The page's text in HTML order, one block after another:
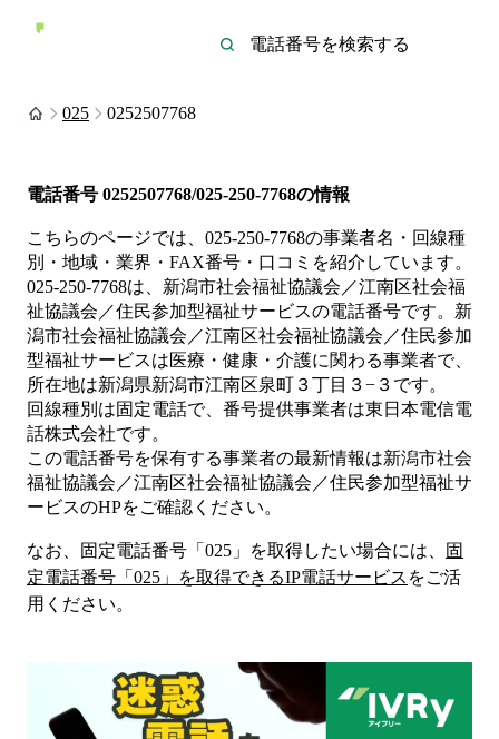
025 0252507768
電話番号 0252507768/025-250-7768の情報
こちらのページでは、 025-250-7768の事業者名・回線種
別・地域・業界・FAX番号・口コミを紹介しています。
025-250-7768は、 新潟市社会福祉協議会／江南区社会福
祉協議会／住民参加型福祉サービスの電話番号です。 新
潟市社会福祉協議会／江南区社会福祉協議会／住民参加
型福祉サービスは医療・健康・介護に関わる事業者で、
所在地は新潟県新潟市江南区泉町３丁目３−３ です。
回線種別は固定電話で、番号提供事業者は東日本電信電
話株式会社です。
この電話番号を保有する事業者の最新情報は新潟市社会
福祉協議会／江南区社会福祉協議会／住民参加型福祉サ
ービスのHPをご確認ください。
なお、固定電話番号「 025 」を取得したい場合には、
固
定電話番号「 025 」を取得できるIP電話サービス をご活
用ください。